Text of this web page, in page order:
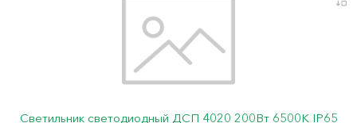
Светильник светодиодный ДСП 4020 200Вт 6500К IP65